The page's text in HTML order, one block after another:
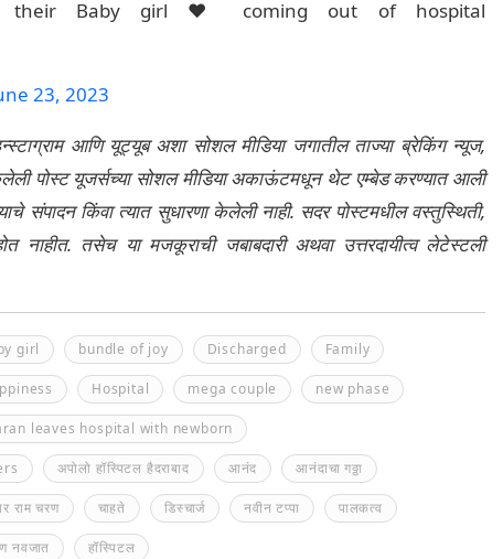
their Baby girl ❤️ coming out of hospital
23, 2023
आणि यूट्यूब अशा सोशल मीडिया जगातील ताज्या ब्रेकिंग न्यूज,
पोस्ट यूजर्सच्या सोशल मीडिया अकाऊंटमधून थेट एम्बेड करण्यात आली
संपादन किंवा त्यात सुधारणा केलेली नाही. सदर पोस्टमधील वस्तुस्थिती,
नाहीत. तसेच या मजकूराची जबाबदारी अथवा उत्तरदायीत्व लेटेस्टली
girl bundle of joy Discharged Family
Hospital mega couple new phase
leaves hospital with newborn
अपोलो हॉस्पिटल हैदराबाद आनंद आनंदाचा गठ्ठा
राम चरण चाहते डिस्चार्ज नवीन टप्पा पालकत्व
नवजात हॉस्पिटल